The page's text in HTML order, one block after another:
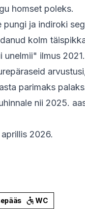
homset poleks.
pungi ja indiroki
kolm
unelmii" ilmus 2021.
parimaks
nii 2025.
2026.
WC